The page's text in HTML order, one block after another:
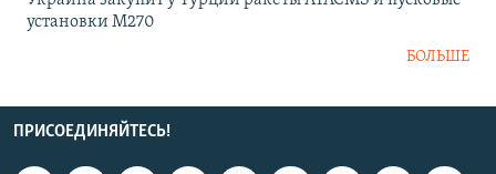
установки M270
БОЛЬШЕ
ПРИСОЕДИНЯЙТЕСЬ!